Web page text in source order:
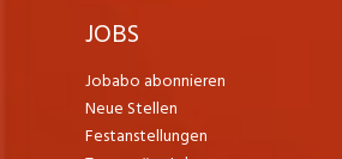
JOBS
Jobabo abonnieren
Neue Stellen
Festanstellungen